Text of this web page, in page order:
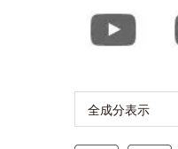
全成分表示